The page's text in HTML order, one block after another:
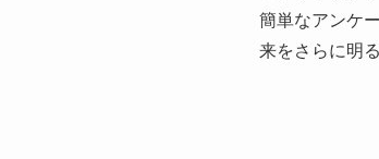
簡単なアンケ
来をさらに明